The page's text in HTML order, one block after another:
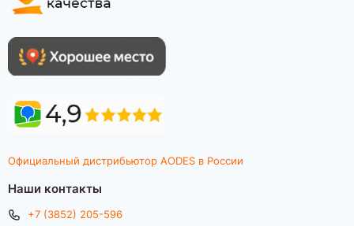
Официальный дистрибьютор AODES в России
Наши контакты
+7 (3852) 205-596